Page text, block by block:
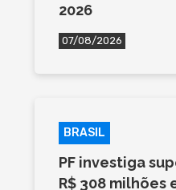
2026
07/08/2026
BRASIL
PF investiga
R$ 308 milhões